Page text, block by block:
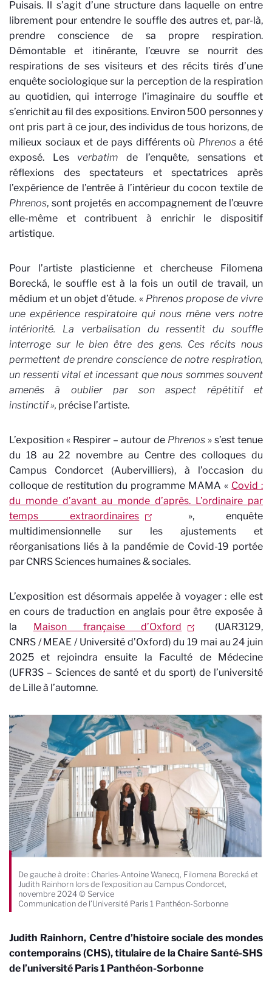
Puisais. Il s’agit d’une structure dans laquelle on entre
librement pour entendre le souffle des autres et, par-là,
prendre conscience de sa propre respiration.
Démontable et itinérante, l’œuvre se nourrit des
respirations de ses visiteurs et des récits tirés d’une
enquête sociologique sur la perception de la respiration
au quotidien, qui interroge l’imaginaire du souffle et
s’enrichit au fil des expositions. Environ 500 personnes y
ont pris part à ce jour, des individus de tous horizons, de
milieux sociaux et de pays différents où Phrenosa été
exposé. Les verbatim de l’enquête, sensations et
réflexions des spectateurs et spectatrices après
l’expérience de l’entrée à l’intérieur du cocon textile de
Phrenos, sont projetés en accompagnement de l’œuvre
elle-même et contribuent à enrichir le dispositif
artistique.
Pour l’artiste plasticienne et chercheuse Filomena
Borecká, le souffle est à la fois un outil de travail, un
médium et un objet d’étude. « Phrenos propose de vivre
une expérience respiratoire qui nous mène vers notre
intériorité. La verbalisation du ressentit du souffle
interroge sur le bien être des gens. Ces récits nous
permettent de prendre conscience de notre respiration,
un ressenti vital et incessant que nous sommes souvent
amenés à oublier par son aspect répétitif et
instinctif », précise l’artiste.
L’exposition « Respirer – autour dePhrenos » s’est tenue
du 18 au 22 novembre au Centre des colloques du
Campus Condorcet (Aubervilliers), à l’occasion du
colloque de restitution du programme MAMA « Covid :
du monde d’avant au monde d’après. L’ordinaire par
temps extraordinaires
», enquête
multidimensionnelle sur les ajustements et
réorganisations liés à la pandémie de Covid-19 portée
par CNRS Sciences humaines & sociales.
L’exposition est désormais appelée à voyager : elle est
en cours de traduction en anglais pour être exposée à
la Maison française d’Oxford
(UAR3129,
CNRS / MEAE / Université d’Oxford) du 19 mai au 24 juin
2025 et rejoindra ensuite la Faculté de Médecine
(UFR3S – Sciences de santé et du sport) de l’université
de Lille à l’automne.
De gauche à droite : Charles-Antoine Wanecq, Filomena Borecká et
Judith Rainhorn lors de l’exposition au Campus Condorcet,
novembre 2024 © Service
Communication de l’Université Paris 1 Panthéon-Sorbonne
Judith Rainhorn, Centre d’histoire sociale des mondes
contemporains (CHS), titulaire de la Chaire Santé-SHS
de l’université Paris 1 Panthéon-Sorbonne